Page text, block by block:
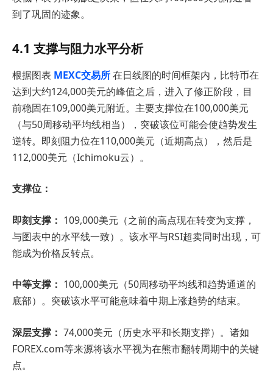
到了巩固的迹象。
4.1 支撑与阻力水平分析
根据图表 MEXC交易所在日线图的时间框架内，比特币在
达到大约124,000美元的峰值之后，进入了修正阶段，目
前稳固在109,000美元附近。主要支撑位在100,000美元
（与50周移动平均线相当），突破该位可能会使趋势发生
逆转。即刻阻力位在110,000美元（近期高点），然后是
112,000美元（Ichimoku云）。
支撑位：
即刻支撑： 109,000美元（之前的高点现在转变为支撑，
与图表中的水平线一致）。该水平与RSI超卖同时出现，可
能成为价格反转点。
中等支撑： 100,000美元（50周移动平均线和趋势通道的
底部）。突破该水平可能意味着中期上涨趋势的结束。
深层支撑： 74,000美元（历史水平和长期支撑）。诸如
FOREX.com等来源将该水平视为在熊市翻转周期中的关键
点。